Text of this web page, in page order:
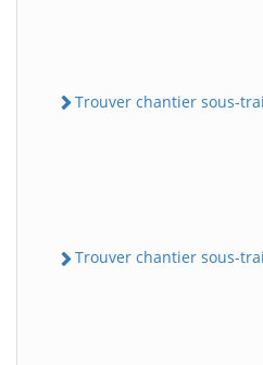
Trouver chantier sous-
Trouver chantier sous-